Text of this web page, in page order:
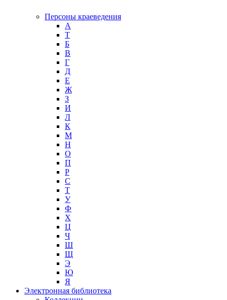
Персоны краеведения
А
T
Б
В
Г
Д
Е
Ж
З
И
Л
К
М
Н
О
П
Р
С
Т
У
Ф
Х
Ц
Ч
Ш
Щ
Э
Ю
Я
Электронная библиотека